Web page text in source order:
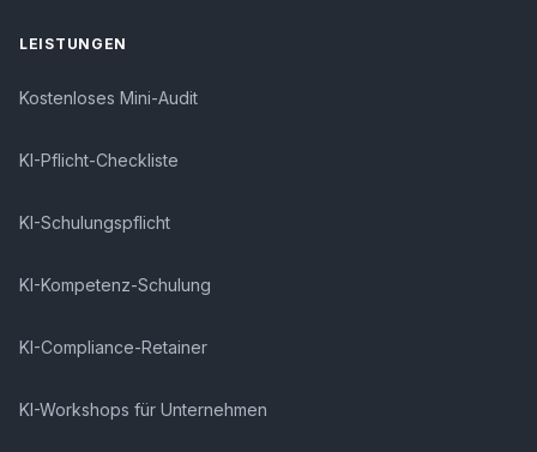
LEISTUNGEN
Kostenloses Mini-Audit
KI-Pflicht-Checkliste
KI-Schulungspflicht
KI-Kompetenz-Schulung
KI-Compliance-Retainer
KI-Workshops für Unternehmen